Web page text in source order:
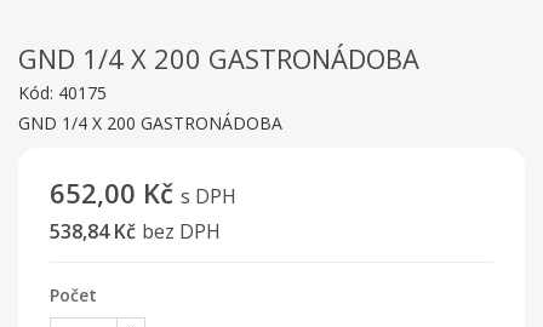
GND 1/4 X 200 GASTRONÁDOBA
Kód: 40175
GND 1/4 X 200 GASTRONÁDOBA
652,00 Kč s DPH
538,84 Kč bez DPH
Počet